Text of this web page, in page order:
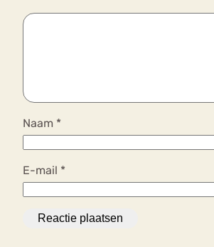
Naam *
E-mail *